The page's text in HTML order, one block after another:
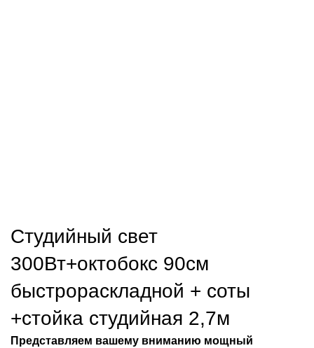
Студийный свет
300Вт+октобокс 90см
быстрораскладной + соты
+стойка студийная 2,7м
Представляем вашему вниманию мощный